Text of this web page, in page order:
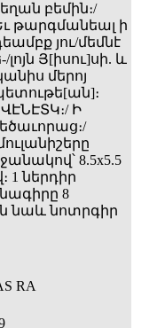
բեմին։/
թարգմանեալ ի
յու/մեմնէ
Յ[իսու]սի. և
մերոյ
Ի
8.5x5.5
1 ներդիր
8
նաև նոտրգիր
RA